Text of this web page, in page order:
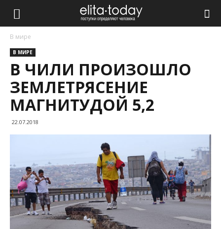
В мире
В МИРЕ
В ЧИЛИ ПРОИЗОШЛО
ЗЕМЛЕТРЯСЕНИЕ
МАГНИТУДОЙ 5,2
22.07.2018